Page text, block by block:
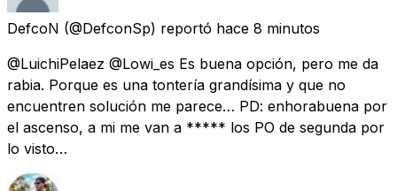
DefcoN (@DefconSp) reportó hace 8 minutos
@LuichiPelaez @Lowi_es Es buena opción, pero me da
rabia. Porque es una tontería grandísima y que no
encuentren solución me parece… PD: enhorabuena por
el ascenso, a mi me van a ***** los PO de segunda por
lo visto…